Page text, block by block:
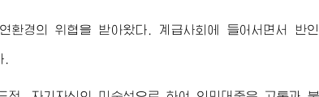
환경의 위협을 받아왔다. 계급사회에 들어서면서 반인